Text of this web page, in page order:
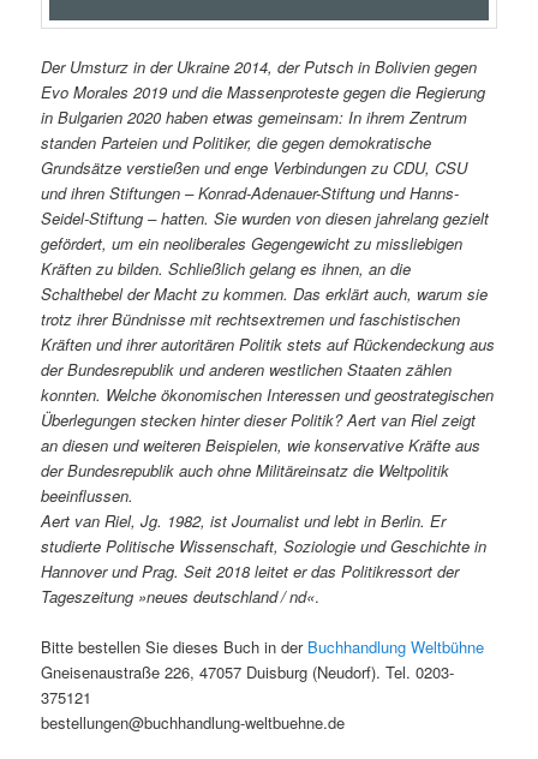
Der Umsturz in der Ukraine 2014, der Putsch in Bolivien gegen
Evo Morales 2019 und die Massenproteste gegen die Regierung
in Bulgarien 2020 haben etwas gemeinsam: In ihrem Zentrum
standen Parteien und Politiker, die gegen demokratische
Grundsätze verstießen und enge Verbindungen zu CDU, CSU
und ihren Stiftungen – Konrad-Adenauer-Stiftung und Hanns-
Seidel-Stiftung – hatten. Sie wurden von diesen jahrelang gezielt
gefördert, um ein neoliberales Gegengewicht zu missliebigen
Kräften zu bilden. Schließlich gelang es ihnen, an die
Schalthebel der Macht zu kommen. Das erklärt auch, warum sie
trotz ihrer Bündnisse mit rechtsextremen und faschistischen
Kräften und ihrer autoritären Politik stets auf Rückendeckung aus
der Bundesrepublik und anderen westlichen Staaten zählen
konnten. Welche ökonomischen Interessen und geostrategischen
Überlegungen stecken hinter dieser Politik? Aert van Riel zeigt
an diesen und weiteren Beispielen, wie konservative Kräfte aus
der Bundesrepublik auch ohne Militäreinsatz die Weltpolitik
beeinflussen.
Aert van Riel, Jg. 1982, ist Journalist und lebt in Berlin. Er
studierte Politische Wissenschaft, Soziologie und Geschichte in
Hannover und Prag. Seit 2018 leitet er das Politikressort der
Tageszeitung »neues deutschland / nd«.
Bitte bestellen Sie dieses Buch in der Buchhandlung Weltbühne
Gneisenaustraße 226, 47057 Duisburg (Neudorf). Tel. 0203-
375121
bestellungen@buchhandlung-weltbuehne.de